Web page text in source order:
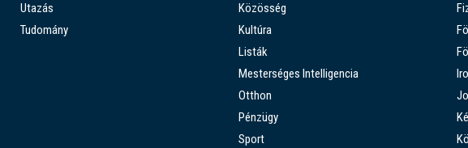
Utazás
Tudomány
Közösség
Kultúra
Listák
Mesterséges Intelligencia
Otthon
Pénzügy
Sport